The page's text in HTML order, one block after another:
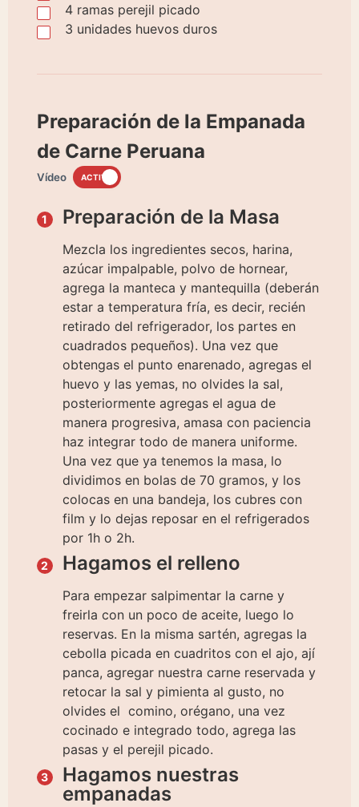
4 ramasperejil picado
3 unidadeshuevos duros
Preparación de la Empanada
de Carne Peruana
Vídeo ACTIVO
Preparación de la Masa
Mezcla los ingredientes secos, harina,
azúcar impalpable, polvo de hornear,
agrega la manteca y mantequilla (deberán
estar a temperatura fría, es decir, recién
retirado del refrigerador, los partes en
cuadrados pequeños). Una vez que
obtengas el punto enarenado, agregas el
huevo y las yemas, no olvides la sal,
posteriormente agregas el agua de
manera progresiva, amasa con paciencia
haz integrar todo de manera uniforme.
Una vez que ya tenemos la masa, lo
dividimos en bolas de 70 gramos, y los
colocas en una bandeja, los cubres con
film y lo dejas reposar en el refrigerados
por 1h o 2h.
Hagamos el relleno
Para empezar salpimentar la carne y
freirla con un poco de aceite, luego lo
reservas. En la misma sartén, agregas la
cebolla picada en cuadritos con el ajo, ají
panca, agregar nuestra carne reservada y
retocar la sal y pimienta al gusto, no
olvides el comino, orégano, una vez
cocinado e integrado todo, agrega las
pasas y el perejil picado.
Hagamos nuestras
empanadas